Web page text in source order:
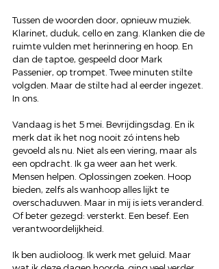
Tussen de woorden door, opnieuw muziek.
Klarinet, duduk, cello en zang. Klanken die de
ruimte vulden met herinnering en hoop. En
dan de taptoe, gespeeld door Mark
Passenier, op trompet. Twee minuten stilte
volgden. Maar de stilte had al eerder ingezet.
In ons.
Vandaag is het 5 mei. Bevrijdingsdag. En ik
merk dat ik het nog nooit zó intens heb
gevoeld als nu. Niet als een viering, maar als
een opdracht. Ik ga weer aan het werk.
Mensen helpen. Oplossingen zoeken. Hoop
bieden, zelfs als wanhoop alles lijkt te
overschaduwen. Maar in mij is iets veranderd.
Of beter gezegd: versterkt. Een besef. Een
verantwoordelijkheid.
Ik ben audioloog. Ik werk met geluid. Maar